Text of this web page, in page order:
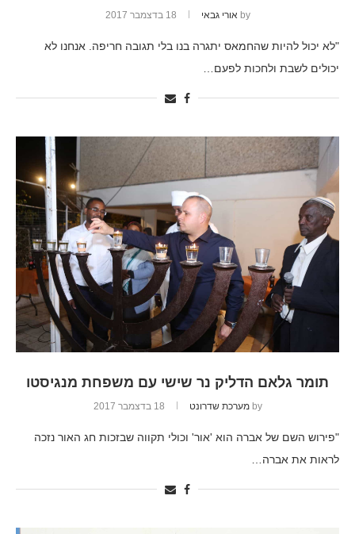
by אורי גבאי 18 בדצמבר 2017
"לא יכול להיות שהחמאס יתגרה בנו בלי תגובה חריפה. אנחנו לא
יכולים לשבת ולחכות לפעם…
תומר גלאם הדליק נר שישי עם משפחת מנגיסטו
by מערכת שדרונט 18 בדצמבר 2017
"פירוש השם של אברה הוא 'אור' וכולי תקווה שבזכות חג האור נזכה
לראות את אברה…